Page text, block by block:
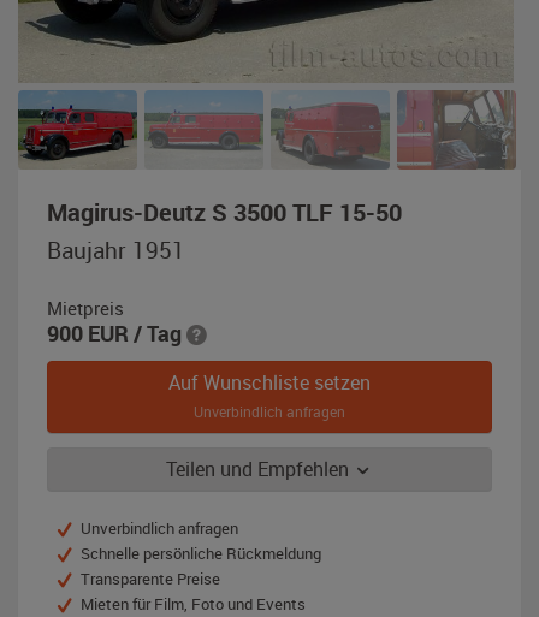
Magirus-Deutz S 3500 TLF 15-50,
Baujahr 1951
Mietpreis
900 EUR / Tag
Auf Wunschliste setzen
Unverbindlich anfragen
Teilen und Empfehlen
Unverbindlich anfragen
Schnelle persönliche Rückmeldung
Transparente Preise
Mieten für Film, Foto und Events